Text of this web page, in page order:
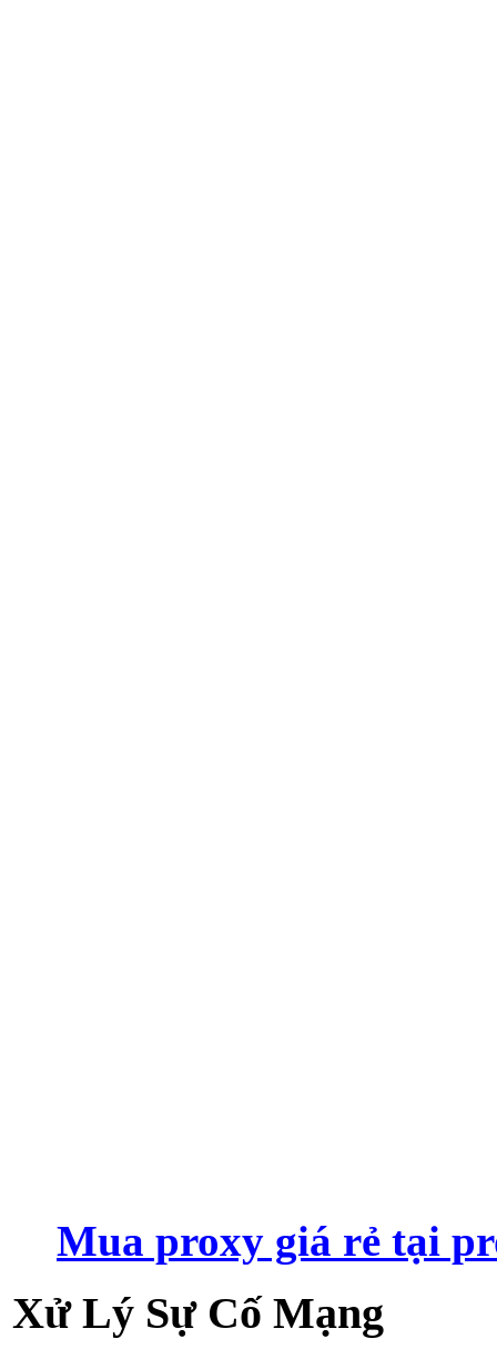
Mua proxy giá rẻ tại
Xử Lý Sự Cố Mạng